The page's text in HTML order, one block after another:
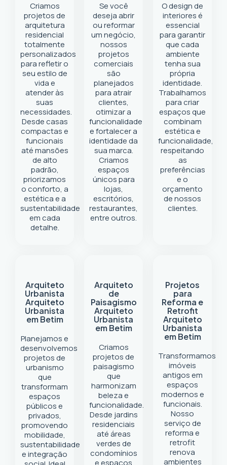
Criamos
projetos de
arquitetura
residencial
totalmente
personalizados
para refletir o
seu estilo de
vida e
atender às
suas
necessidades.
Desde casas
compactas e
funcionais
até mansões
de alto
padrão,
priorizamos
o conforto, a
estética e a
sustentabilidade
em cada
detalhe.
Se você
deseja abrir
ou reformar
um negócio,
nossos
projetos
comerciais
são
planejados
para atrair
clientes,
otimizar a
funcionalidade
e fortalecer a
identidade da
sua marca.
Criamos
espaços
únicos para
lojas,
escritórios,
restaurantes,
entre outros.
O design de
interiores é
essencial
para garantir
que cada
ambiente
tenha sua
própria
identidade.
Trabalhamos
para criar
espaços que
combinam
estética e
funcionalidade,
respeitando
as
preferências
e o
orçamento
de nossos
clientes.
Arquiteto
Urbanista
Arquiteto
Urbanista
em Betim
Planejamos e
desenvolvemos
projetos de
urbanismo
que
transformam
espaços
públicos e
privados,
promovendo
mobilidade,
sustentabilidade
e integração
Arquiteto
de
Paisagismo
Arquiteto
Urbanista
em Betim
Criamos
projetos de
paisagismo
que
harmonizam
beleza e
funcionalidade.
Desde jardins
residenciais
até áreas
verdes de
condomínios
e espaços
Projetos
para
Reforma e
Retrofit
Arquiteto
Urbanista
em Betim
Transformamos
imóveis
antigos em
espaços
modernos e
funcionais.
Nosso
serviço de
reforma e
retrofit
renova
ambientes